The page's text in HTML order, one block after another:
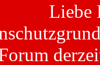
Liebe